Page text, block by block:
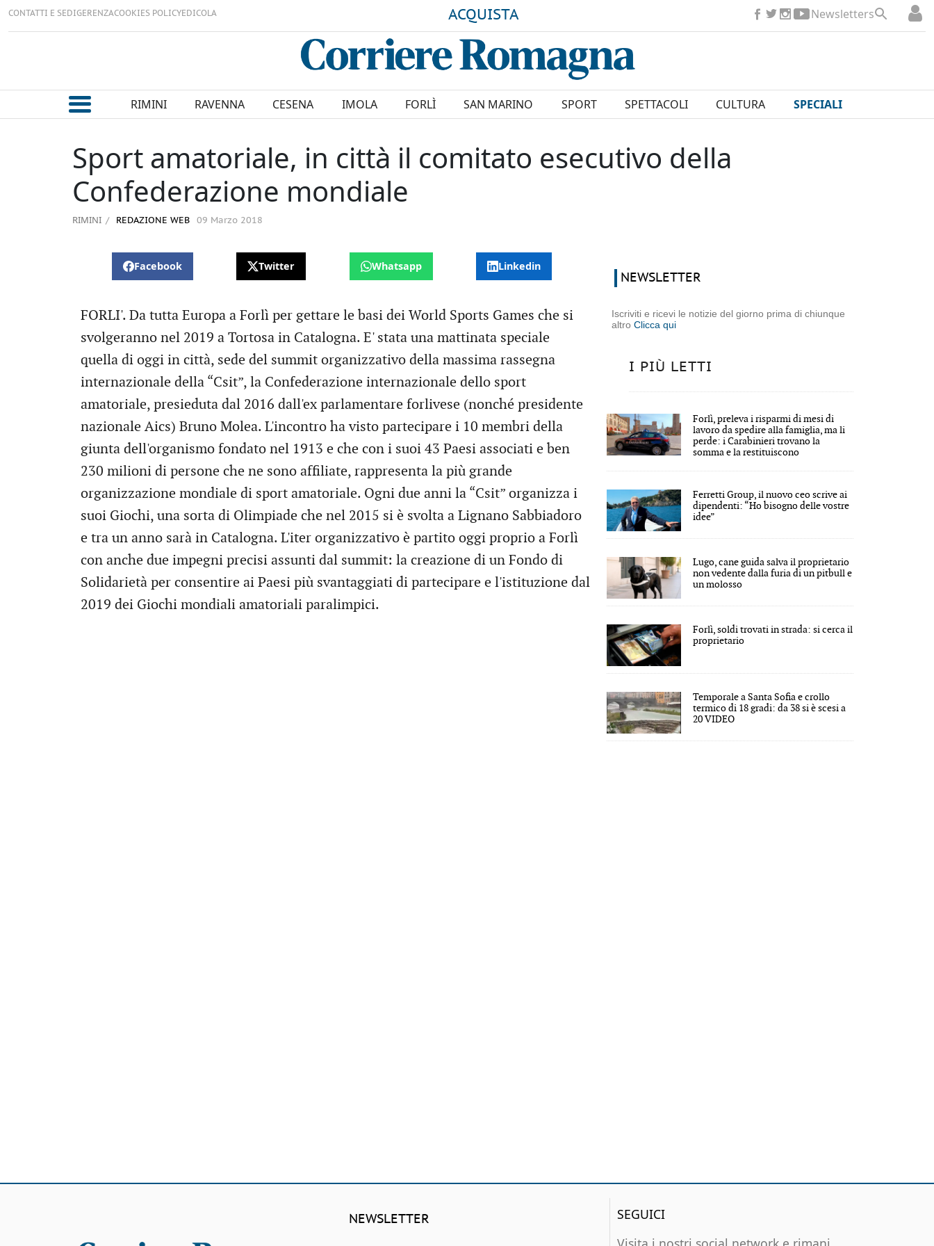
CONTATTI E SEDIGERENZACOOKIES POLICYEDICOLA ACQUISTA Newsletters
RIMINI RAVENNA CESENA IMOLA FORLÌ SAN MARINO SPORT SPETTACOLI CULTURA SPECIALI
Sport amatoriale, in città il comitato esecutivo della
Confederazione mondiale
RIMINI REDAZIONE WEB 09 Marzo 2018
Facebook Twitter Whatsapp Linkedin
FORLI'. Da tutta Europa a Forlì per gettare le basi dei World Sports Games che si
svolgeranno nel 2019 a Tortosa in Catalogna. E' stata una mattinata speciale
quella di oggi in città, sede del summit organizzativo della massima rassegna
internazionale della “Csit”, la Confederazione internazionale dello sport
amatoriale, presieduta dal 2016 dall'ex parlamentare forlivese (nonché presidente
nazionale Aics) Bruno Molea. L'incontro ha visto partecipare i 10 membri della
giunta dell'organismo fondato nel 1913 e che con i suoi 43 Paesi associati e ben
230 milioni di persone che ne sono affiliate, rappresenta la più grande
organizzazione mondiale di sport amatoriale. Ogni due anni la “Csit” organizza i
suoi Giochi, una sorta di Olimpiade che nel 2015 si è svolta a Lignano Sabbiadoro
e tra un anno sarà in Catalogna. L'iter organizzativo è partito oggi proprio a Forlì
con anche due impegni precisi assunti dal summit: la creazione di un Fondo di
Solidarietà per consentire ai Paesi più svantaggiati di partecipare e l'istituzione dal
2019 dei Giochi mondiali amatoriali paralimpici.
NEWSLETTER
Iscriviti e ricevi le notizie del giorno prima di chiunque
altroClicca qui
I PIÙ LETTI
Forlì, preleva i risparmi di mesi di
lavoro da spedire alla famiglia, ma li
perde: i Carabinieri trovano la
somma e la restituiscono
Ferretti Group, il nuovo ceo scrive ai
dipendenti: “Ho bisogno delle vostre
idee”
Lugo, cane guida salva il proprietario
non vedente dalla furia di un pitbull e
un molosso
Forlì, soldi trovati in strada: si cerca il
proprietario
Temporale a Santa Sofia e crollo
termico di 18 gradi: da 38 si è scesi a
20 VIDEO
NEWSLETTER
SEGUICI